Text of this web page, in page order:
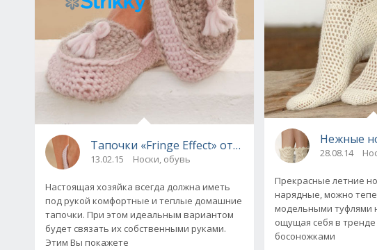
Тапочки «Fringe Effect» от Drops Design, вязаные
13.02.15 Носки, обувь
Настоящая хозяйка всегда должна иметь
под рукой комфортные и теплые домашние
тапочки. При этом идеальным вариантом
будет связать их собственными руками.
Этим Вы покажете
Нежные
28.08.14
Прекрасные летние
нарядные, можно
модельными туфлями
ощущая себя в
босоножками